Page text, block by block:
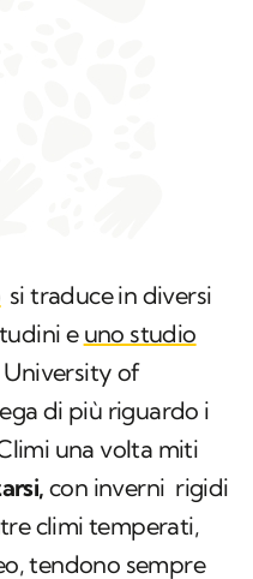
si traduce in diversi
e uno studio
University of
di più riguardo i
una volta miti
con inverni rigidi
climi temperati,
tendono sempre